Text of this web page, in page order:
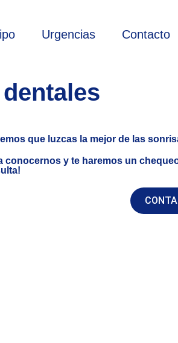
Urgencias Contacto
que luzcas la mejor de las
conocernos y te haremos un